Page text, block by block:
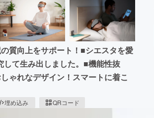
質向上をサポート！■シエスタを愛
て生み出しました。■機能性抜
ゃれなデザイン！スマートに着こ
埋め込み QRコード